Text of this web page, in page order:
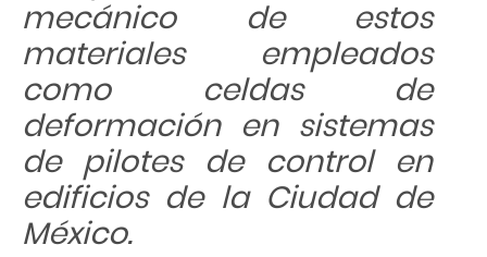
mecánico de estos
materiales empleados
como celdas de
deformación en sistemas
de pilotes de control en
edificios de la Ciudad de
México.